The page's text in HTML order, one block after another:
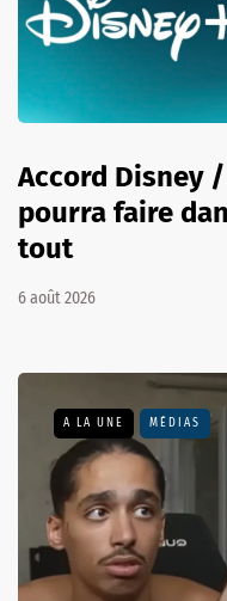
Accord Disney
pourra faire
tout
6 août 2026
A LA UNE MÉDIAS